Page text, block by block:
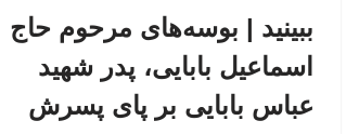
ببینید | بوسه‌های مرحوم حاج
اسماعیل بابایی، پدر شهید
عباس بابایی بر پای پسرش